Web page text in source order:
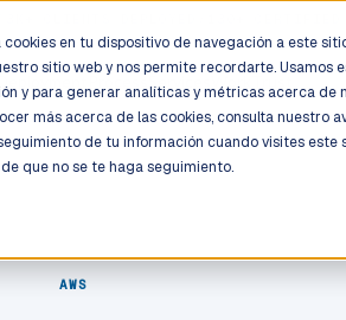
en tu dispositivo de navegación a este
sitio web y nos permite recordarte. Usamos
y para generar analíticas y métricas acerca
más acerca de las cookies, consulta nuestro
de tu información cuando visites
que no se te haga seguimiento.
Process
AWS